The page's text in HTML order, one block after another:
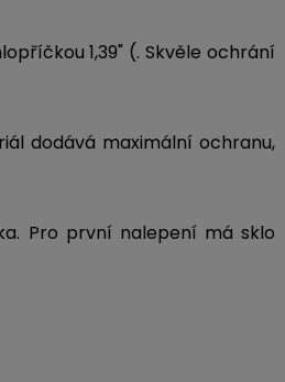
1,39" (. Skvěle ochrání
dodává maximální ochranu,
Pro první nalepení má sklo